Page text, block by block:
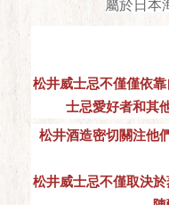
屬於日本
松井威士忌不僅僅依
士忌愛好者和其
松井酒造密切關注他
松井威士忌不僅取決